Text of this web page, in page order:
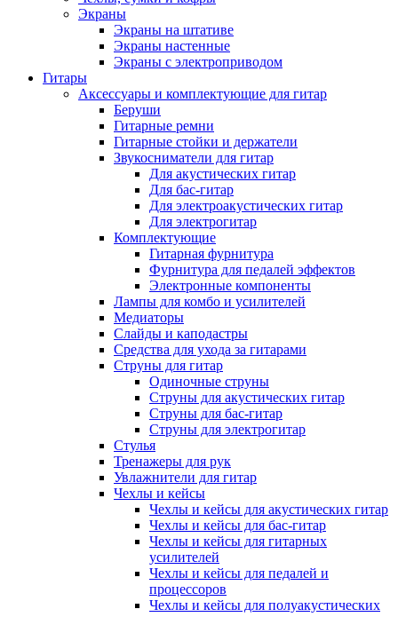
Экраны
Экраны на штативе
Экраны настенные
Экраны с электроприводом
Гитары
Аксессуары и комплектующие для гитар
Беруши
Гитарные ремни
Гитарные стойки и держатели
Звукосниматели для гитар
Для акустических гитар
Для бас-гитар
Для электроакустических гитар
Для электрогитар
Комплектующие
Гитарная фурнитура
Фурнитура для педалей эффектов
Электронные компоненты
Лампы для комбо и усилителей
Медиаторы
Слайды и каподастры
Средства для ухода за гитарами
Струны для гитар
Одиночные струны
Струны для акустических гитар
Струны для бас-гитар
Струны для электрогитар
Стулья
Тренажеры для рук
Увлажнители для гитар
Чехлы и кейсы
Чехлы и кейсы для акустических гитар
Чехлы и кейсы для бас-гитар
Чехлы и кейсы для гитарных
усилителей
Чехлы и кейсы для педалей и
процессоров
Чехлы и кейсы для полуакустических